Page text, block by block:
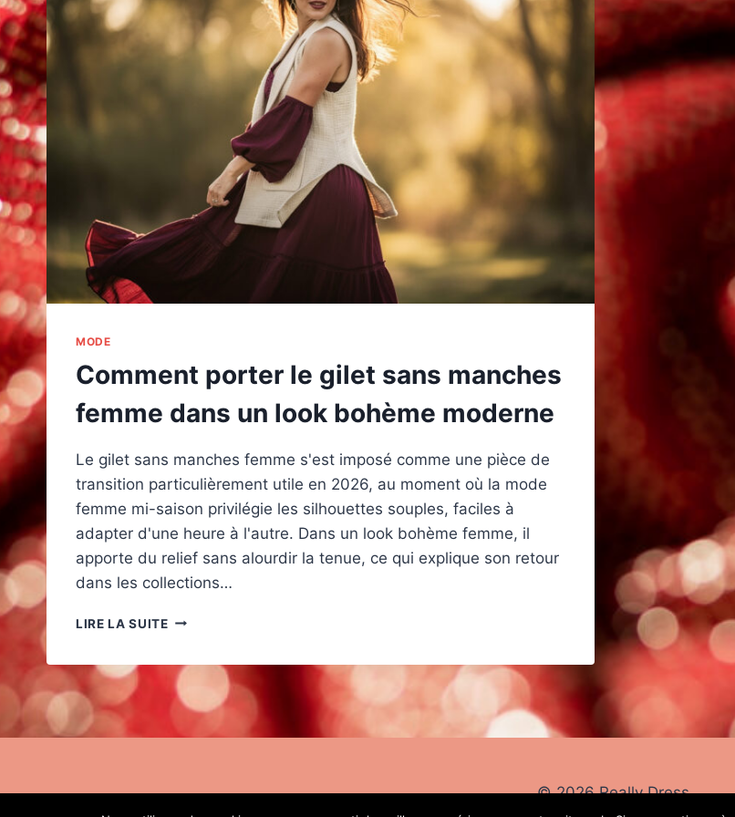
MODE
Comment porter le gilet sans manches
femme dans un look bohème moderne
Le gilet sans manches femme s'est imposé comme une pièce de
transition particulièrement utile en 2026, au moment où la mode
femme mi-saison privilégie les silhouettes souples, faciles à
adapter d'une heure à l'autre. Dans un look bohème femme, il
apporte du relief sans alourdir la tenue, ce qui explique son retour
dans les collections…
LIRE LA SUITECOMMENT
GILET
SANS
MANCHES
FEMME
LOOK
© 2026 Really Dress